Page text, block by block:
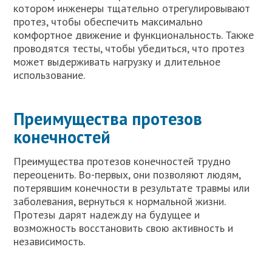
котором инженеры тщательно отрегулировывают
протез, чтобы обеспечить максимально
комфортное движение и функциональность. Также
проводятся тесты, чтобы убедиться, что протез
может выдерживать нагрузку и длительное
использование.
Преимущества протезов
конечностей
Преимущества протезов конечностей трудно
переоценить. Во-первых, они позволяют людям,
потерявшим конечности в результате травмы или
заболевания, вернуться к нормальной жизни.
Протезы дарят надежду на будущее и
возможность восстановить свою активность и
независимость.